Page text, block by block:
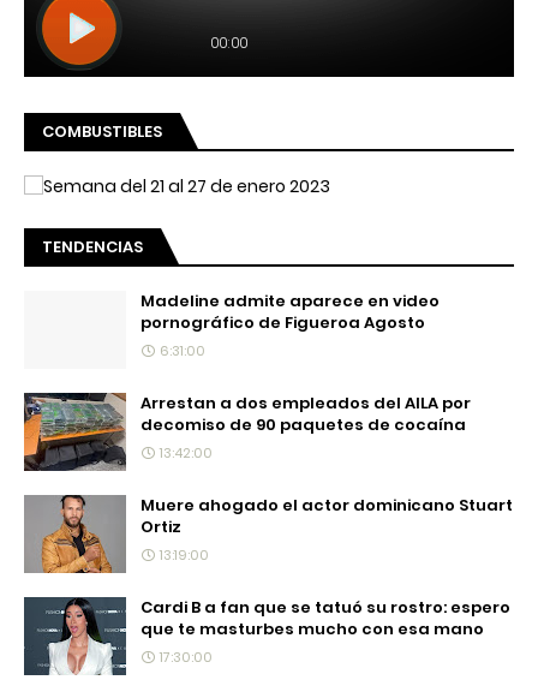
COMBUSTIBLES
TENDENCIAS
Madeline admite aparece en video
pornográfico de Figueroa Agosto
6:31:00
Arrestan a dos empleados del AILA por
decomiso de 90 paquetes de cocaína
13:42:00
Muere ahogado el actor dominicano Stuart
Ortiz
13:19:00
Cardi B a fan que se tatuó su rostro: espero
que te masturbes mucho con esa mano
17:30:00